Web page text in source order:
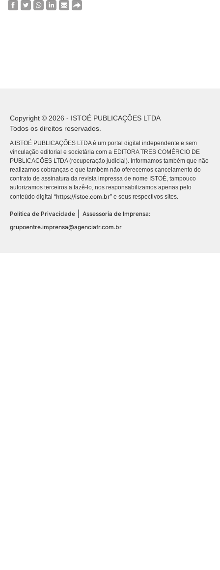
Copyright © 2026 - ISTOÉ PUBLICAÇÕES LTDA
Todos os direitos reservados.
A ISTOÉ PUBLICAÇÕES LTDA é um portal digital independente e sem
vinculação editorial e societária com a EDITORA TRES COMÉRCIO DE
PUBLICACÕES LTDA (recuperação judicial). Informamos também que não
realizamos cobranças e que também não oferecemos cancelamento do
contrato de assinatura da revista impressa de nome ISTOÉ, tampouco
autorizamos terceiros a fazê-lo, nos responsabilizamos apenas pelo
conteúdo digital “https://istoe.com.br” e seus respectivos sites.
Política de Privacidade | Assessoria de Imprensa:
grupoentre.imprensa@agenciafr.com.br